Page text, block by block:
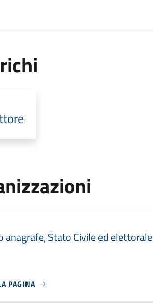
anagrafe, Stato Civile ed elettorale
PAGINA